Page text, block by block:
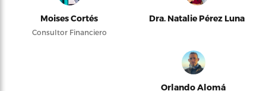
Moises Cortés
Consultor Financiero
Dra. Natalie Pérez Luna
Orlando Alomá